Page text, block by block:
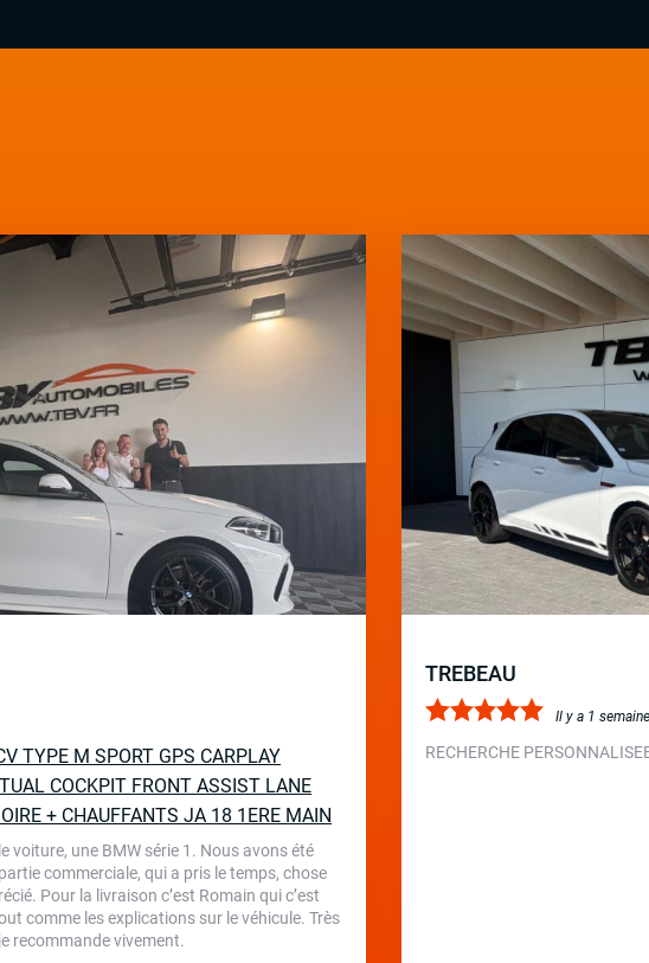
TYPE M SPORT GPS CARPLAY
COCKPIT FRONT ASSIST LANE
+ CHAUFFANTS JA 18 1ERE MAIN
voiture, une BMW série 1. Nous avons été
commerciale, qui a pris le temps, chose
Pour la livraison c’est Romain qui c’est
comme les explications sur le véhicule. Très
recommande vivement.
TREBEAU
Il y a 1 semaine
RECHERCHE